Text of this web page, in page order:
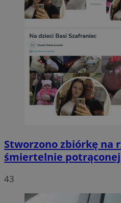
Stworzono zbiórkę na
śmiertelnie
43